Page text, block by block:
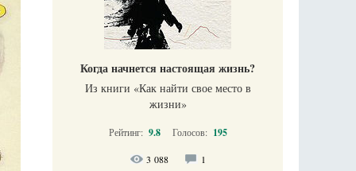
Когда начнется настоящая жизнь?
Из книги «Как найти свое место в
жизни​»
Рейтинг: 9.8 Голосов: 195
3 088 1